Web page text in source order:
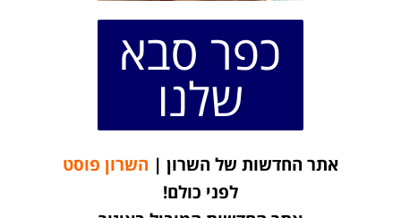
כפר סבא
שלנו
אתר החדשות של השרון | השרון פוסט
לפני כולם!